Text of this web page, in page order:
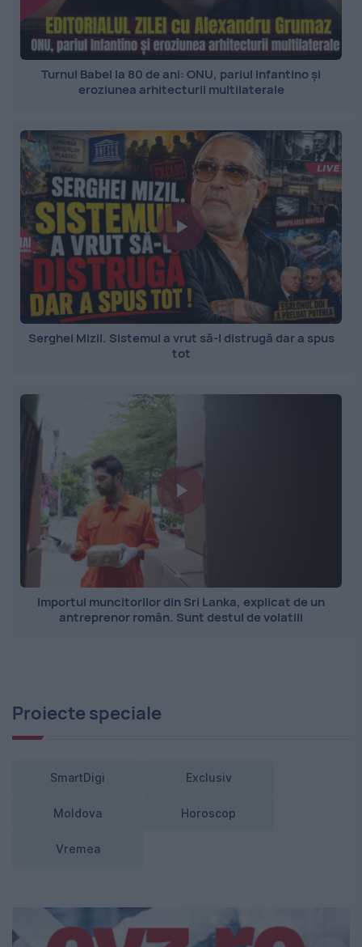
Turnul Babel la 80 de ani: ONU, pariul Infantino și
eroziunea arhitecturii multilaterale
Serghei Mizil. Sistemul a vrut să-l distrugă dar a spus
tot
Importul muncitorilor din Sri Lanka, explicat de un
antreprenor român. Sunt destul de volatili
Proiecte speciale
SmartDigi Exclusiv
Moldova Horoscop
Vremea